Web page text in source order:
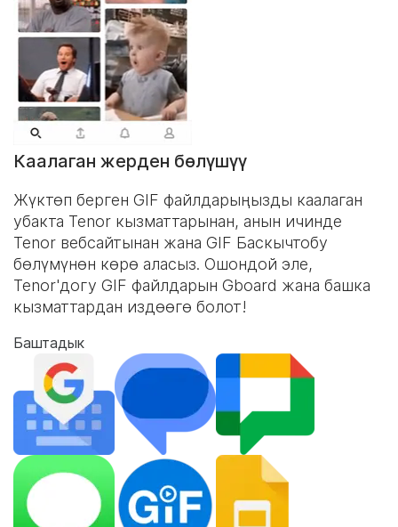
Каалаган жерден бөлүшүү
Жүктөп берген GIF файлдарыңызды каалаган
убакта Tenor кызматтарынан, анын ичинде
Tenor вебсайтынан жана GIF Баскычтобу
бөлүмүнөн көрө аласыз. Ошондой эле,
Tenor'догу GIF файлдарын Gboard жана башка
кызматтардан издөөгө болот!
Баштадык